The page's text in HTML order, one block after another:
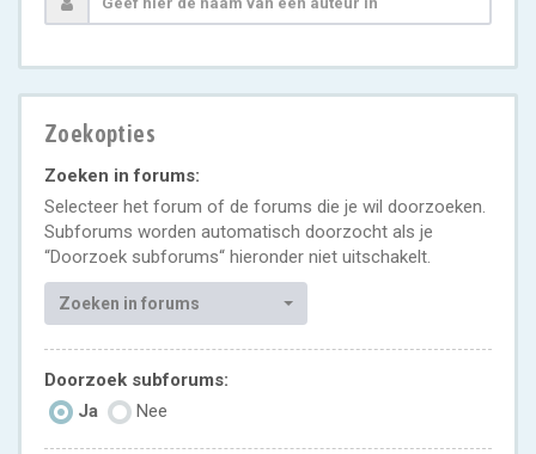
Zoekopties
Zoeken in forums:
Selecteer het forum of de forums die je wil doorzoeken.
Subforums worden automatisch doorzocht als je
“Doorzoek subforums“ hieronder niet uitschakelt.
Zoeken in forums
Doorzoek subforums:
Ja
Nee